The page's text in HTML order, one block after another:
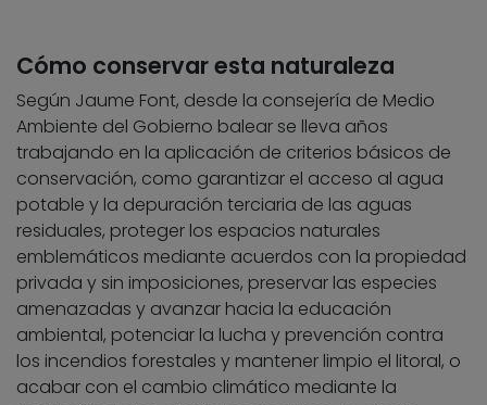
Cómo conservar esta naturaleza
Según Jaume Font, desde la consejería de Medio
Ambiente del Gobierno balear se lleva años
trabajando en la aplicación de criterios básicos de
conservación, como garantizar el acceso al agua
potable y la depuración terciaria de las aguas
residuales, proteger los espacios naturales
emblemáticos mediante acuerdos con la propiedad
privada y sin imposiciones, preservar las especies
amenazadas y avanzar hacia la educación
ambiental, potenciar la lucha y prevención contra
los incendios forestales y mantener limpio el litoral, o
acabar con el cambio climático mediante la